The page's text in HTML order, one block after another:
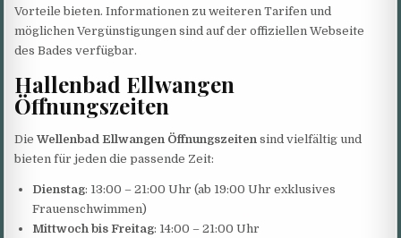
Vorteile bieten. Informationen zu weiteren Tarifen und
möglichen Vergünstigungen sind auf der offiziellen Webseite
des Bades verfügbar.
Hallenbad Ellwangen
Öffnungszeiten
DieWellenbad Ellwangen Öffnungszeiten sind vielfältig und
bieten für jeden die passende Zeit:
Dienstag: 13:00 – 21:00 Uhr (ab 19:00 Uhr exklusives
Frauenschwimmen)
Mittwoch bis Freitag: 14:00 – 21:00 Uhr